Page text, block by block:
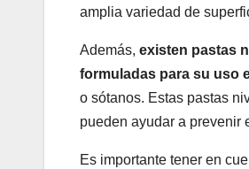
amplia variedad de
Además, existen pastas
formuladas para su uso
o sótanos. Estas pastas
pueden ayudar a prevenir
Es importante tener en